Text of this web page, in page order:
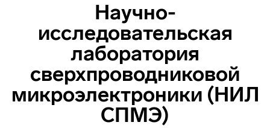
Научно-
исследовательская
лаборатория
сверхпроводниковой
микроэлектроники (НИЛ
СПМЭ)